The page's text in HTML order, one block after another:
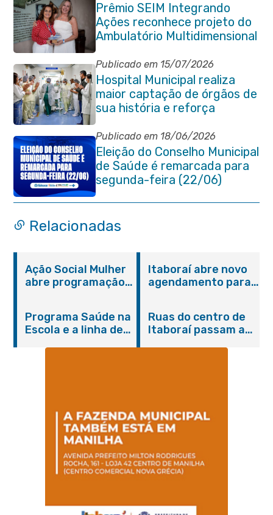
Prêmio SEIM Integrando
Ações reconhece projeto do
Ambulatório Multidimensional
da Pessoa Idosa de Itaboraí
Publicado em 15/07/2026
Hospital Municipal realiza
maior captação de órgãos de
sua história e reforça
compromisso com a vida
Publicado em 18/06/2026
Eleição do Conselho Municipal
de Saúde é remarcada para
segunda-feira (22/06)
Relacionadas
Ação Social Mulher
abre programação
serviços gratuitos e
orientações
Itaboraí abre novo
agendamento para
Programa Saúde na
Escola e a linha de
Magalhães Seabra
Ruas do centro de
Itaboraí passam a